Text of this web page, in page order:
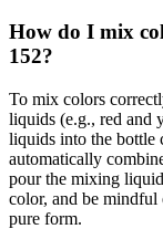
How do I mix
152?
To mix colors
liquids (e.g., red and
liquids into the bottle
automatically
pour the mixing
color, and be mindful
pure form.